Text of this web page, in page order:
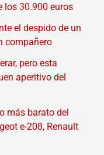
los 30.900 euros
el despido de un
compañero
pero esta
aperitivo del
más barato del
e-208, Renault